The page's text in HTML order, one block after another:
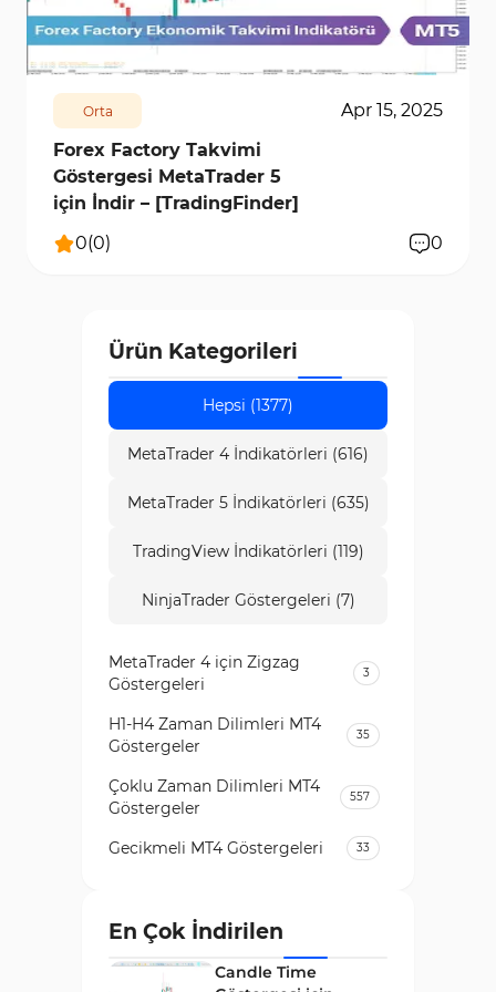
faydalanmanızı sağlar. En yeni ve en iyi haber
göstergeleri Trading Finder'da mevcut olup, size
kapsamlı ve başarılı bir piyasa analizi deneyimi
sunar.
1295 10522 0
Orta
Apr 15, 2025
Forex Factory Takvimi
Göstergesi MetaTrader 5
için İndir – [TradingFinder]
0(0) 0
Ürün Kategorileri
Hepsi (1377)
MetaTrader 4 İndikatörleri (616)
MetaTrader 5 İndikatörleri (635)
TradingView İndikatörleri (119)
NinjaTrader Göstergeleri (7)
MetaTrader 4 için Zigzag
Göstergeleri
3
H1-H4 Zaman Dilimleri MT4
Göstergeler
35
Çoklu Zaman Dilimleri MT4
Göstergeler
557
Gecikmeli MT4 Göstergeleri 33
Kripto MT4 Göstergeleri
Vadeli İşlem Piyasası MT4
En Çok İndirilen
Candle Time